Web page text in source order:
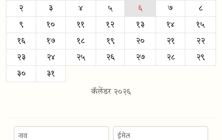
२ ३ ४ ५ ६ ७ ८
९ १० ११ १२ १३ १४ १५
१६ १७ १८ १९ २० २१ २२
२३ २४ २५ २६ २७ २८ २९
३० ३१
कॅलेंडर २०२६